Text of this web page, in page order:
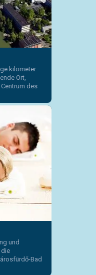
kilometer
Ort,
des
und
die
Bad